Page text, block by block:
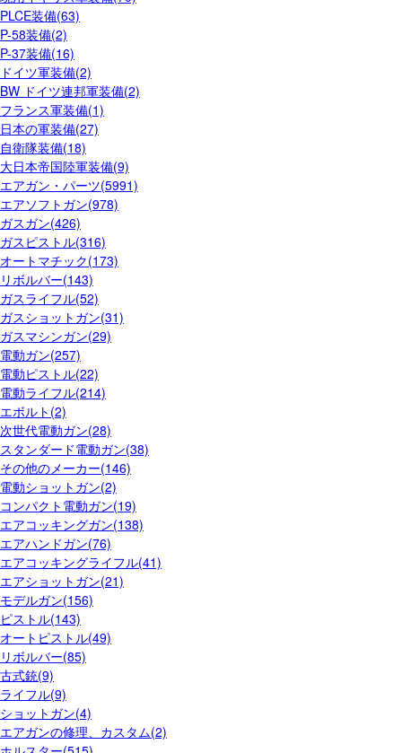
PLCE装備(63)
P-58装備(2)
P-37装備(16)
ドイツ軍装備(2)
BW ドイツ連邦軍装備(2)
フランス軍装備(1)
日本の軍装備(27)
自衛隊装備(18)
大日本帝国陸軍装備(9)
エアガン・パーツ(5991)
エアソフトガン(978)
ガスガン(426)
ガスピストル(316)
オートマチック(173)
リボルバー(143)
ガスライフル(52)
ガスショットガン(31)
ガスマシンガン(29)
電動ガン(257)
電動ピストル(22)
電動ライフル(214)
エボルト(2)
次世代電動ガン(28)
スタンダード電動ガン(38)
その他のメーカー(146)
電動ショットガン(2)
コンパクト電動ガン(19)
エアコッキングガン(138)
エアハンドガン(76)
エアコッキングライフル(41)
エアショットガン(21)
モデルガン(156)
ピストル(143)
オートピストル(49)
リボルバー(85)
古式銃(9)
ライフル(9)
ショットガン(4)
エアガンの修理、カスタム(2)